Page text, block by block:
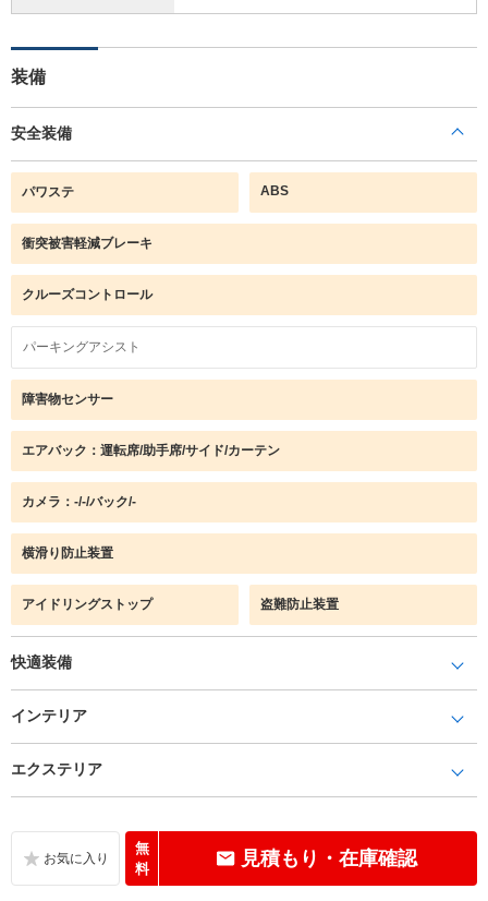
装備
安全装備
パワステ ABS
衝突被害軽減ブレーキ
クルーズコントロール
パーキングアシスト
障害物センサー
エアバック：運転席/助手席/サイド/カーテン
カメラ：-/-/バック/-
横滑り防止装置
アイドリングストップ 盗難防止装置
快適装備
インテリア
エクステリア
無
料
見積もり・在庫確認